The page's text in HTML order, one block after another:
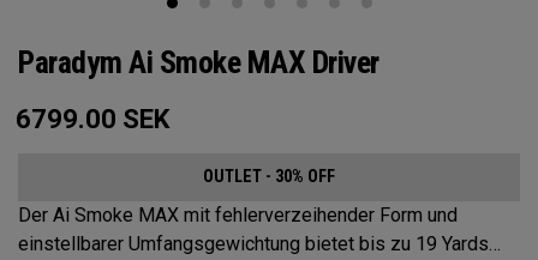
Paradym Ai Smoke MAX Driver
6799.00 SEK
OUTLET - 30% OFF
Der Ai Smoke MAX mit fehlerverzeihender Form und
einstellbarer Umfangsgewichtung bietet bis zu 19 Yards